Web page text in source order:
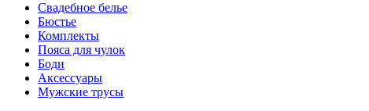
Свадебное белье
Бюстье
Комплекты
Пояса для чулок
Боди
Аксессуары
Мужские трусы